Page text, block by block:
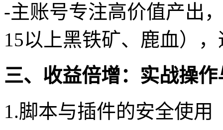
-主账号专注高价值产出
15以上黑铁矿、鹿血）
三、收益倍增：实战操
1.脚本与插件的安全使用